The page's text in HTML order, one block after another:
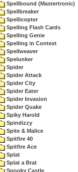
Spellbound (Mastertronic)
Spellbreaker
Spellicopter
Spelling Flash Cards
Spelling Genie
Spelling in Context
Spellweaver
Spelunker
Spider
Spider Attack
Spider City
Spider Eater
Spider Invasion
Spider Quake
Spiky Harold
Spindizzy
Spite & Malice
Spitfire 40
Spitfire Ace
Splat
Splat a Brat
Spooky Castle